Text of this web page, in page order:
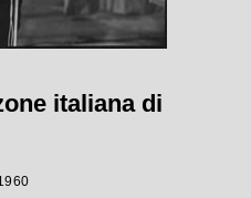
italiana di